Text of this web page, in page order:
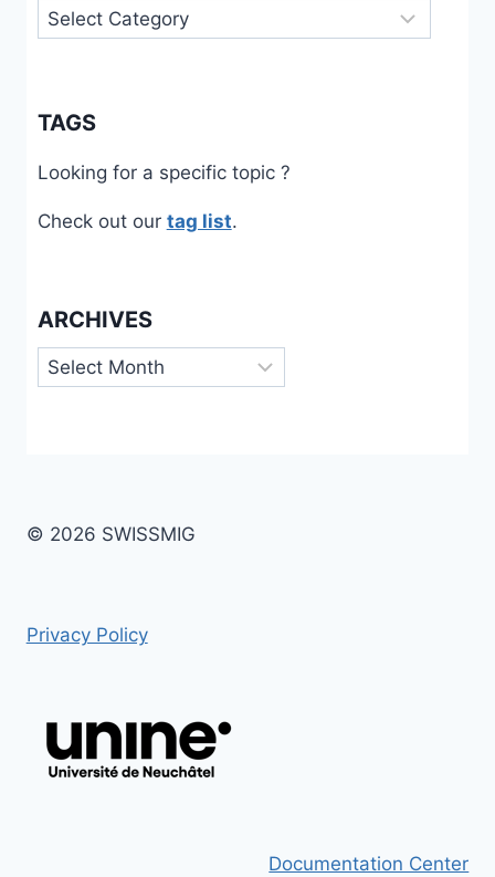
Categories
TAGS
Looking for a specific topic ?
Check out our tag list.
ARCHIVES
Archives
© 2026 SWISSMIG
Privacy Policy
Documentation Center